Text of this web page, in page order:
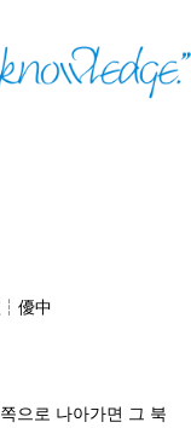
優中
으로 나아가면 그 북